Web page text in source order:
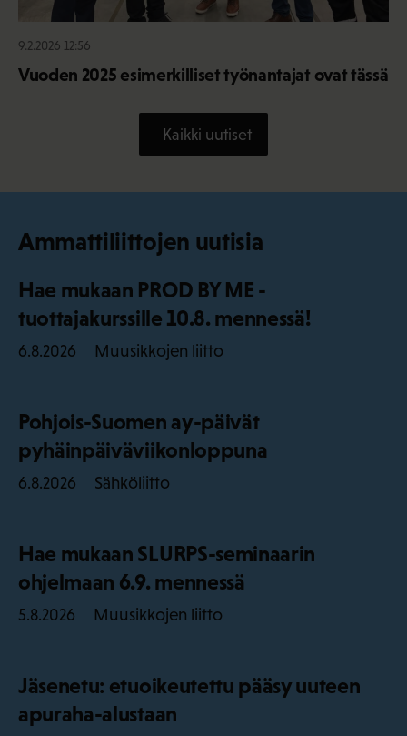
9.2.2026 12:56
Vuoden 2025 esimerkilliset työnantajat ovat tässä
Kaikki uutiset
Ammattiliittojen uutisia
Hae mukaan PROD BY ME -
tuottajakurssille 10.8. mennessä!
6.8.2026 Muusikkojen liitto
Pohjois-Suomen ay-päivät
pyhäinpäiväviikonloppuna
6.8.2026 Sähköliitto
Hae mukaan SLURPS-seminaarin
ohjelmaan 6.9. mennessä
5.8.2026 Muusikkojen liitto
Jäsenetu: etuoikeutettu pääsy uuteen
apuraha-alustaan